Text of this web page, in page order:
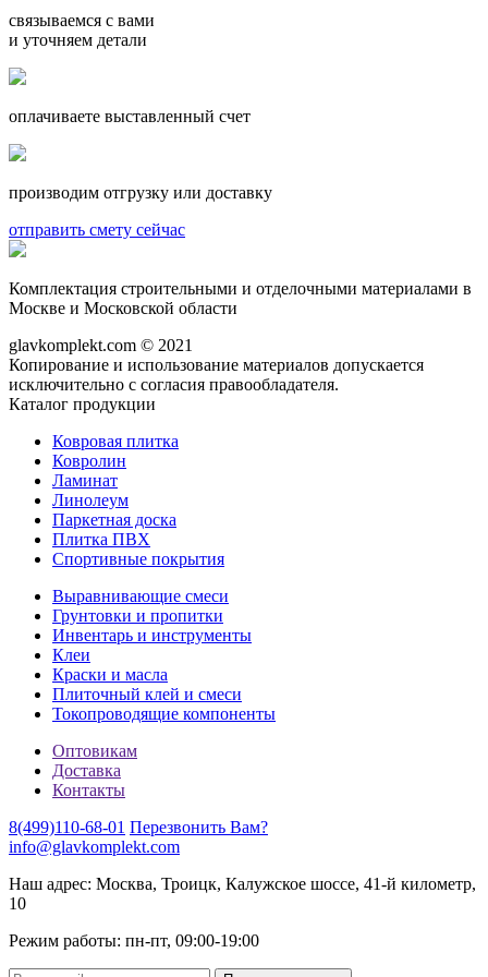
связываемся с вами
и уточняем детали
оплачиваете выставленный счет
производим отгрузку или доставку
отправить смету сейчас
Комплектация строительными и отделочными материалами в
Москве и Московской области
glavkomplekt.com © 2021
Копирование и использование материалов допускается
исключительно с согласия правообладателя.
Каталог продукции
Ковровая плитка
Ковролин
Ламинат
Линолеум
Паркетная доска
Плитка ПВХ
Спортивные покрытия
Выравнивающие смеси
Грунтовки и пропитки
Инвентарь и инструменты
Клеи
Краски и масла
Плиточный клей и смеси
Токопроводящие компоненты
Оптовикам
Доставка
Контакты
8(499)110-68-01 Перезвонить Вам?
info@glavkomplekt.com
Наш адрес: Москва, Троицк, Калужское шоссе, 41-й километр,
10
Режим работы: пн-пт, 09:00-19:00